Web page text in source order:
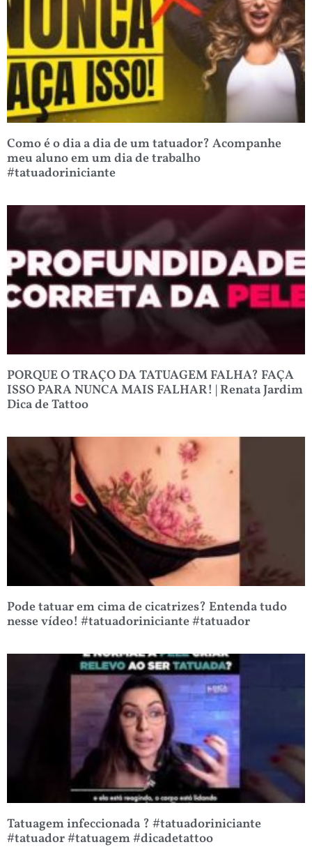
Como é o dia a dia de um tatuador? Acompanhe
meu aluno em um dia de trabalho
#tatuadoriniciante
PORQUE O TRAÇO DA TATUAGEM FALHA? FAÇA
ISSO PARA NUNCA MAIS FALHAR! | Renata Jardim
Dica de Tattoo
Pode tatuar em cima de cicatrizes? Entenda tudo
nesse vídeo! #tatuadoriniciante #tatuador
Tatuagem infeccionada ? #tatuadoriniciante
#tatuador #tatuagem #dicadetattoo